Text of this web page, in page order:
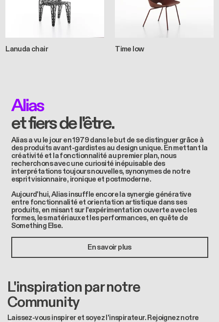
Lanuda chair Time low
Alias
et fiers de l'être.
Alias a vu le jour en 1979 dans le but de se distinguer grâce à
des produits avant-gardistes au design unique. En mettant la
créativité et la fonctionnalité au premier plan, nous
recherchons avec une curiosité inépuisable des
interprétations toujours nouvelles, synonymes de notre
esprit visionnaire, ironique et postmoderne.
Aujourd'hui, Alias insuffle encore la synergie générative
entre fonctionnalité et orientation artistique dans ses
produits, en misant sur l'expérimentation ouverte avec les
formes, les matériaux et les performances, en quête de
Something Else.
En savoir plus
L'inspiration par notre
Community
Laissez-vous inspirer et soyez l'inspirateur. Rejoignez notre